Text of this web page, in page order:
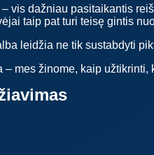
– vis dažniau pasitaikantis
taip pat turi teisę gintis
leidžia ne tik sustabdyti
– mes žinome, kaip